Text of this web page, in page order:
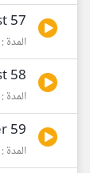
57 JAVA Swing GUI List
المدة : 00:07:39
58 JAVA Swing GUI List
المدة : 00:06:45
59 JAVA Swing GUI WindowBuilder
المدة : 00:08:41